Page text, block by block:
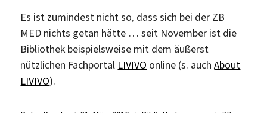
Es ist zumindest nicht so, dass sich bei der ZB
MED nichts getan hätte … seit November ist die
Bibliothek beispielsweise mit dem äußerst
nützlichen Fachportal LIVIVO online (s. auchAbout
LIVIVO).